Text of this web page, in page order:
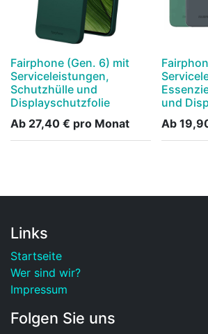
Fairphone (Gen. 6) mit
Serviceleistungen,
Schutzhülle und
Displayschutzfolie
Ab 27,40 € pro Monat
und
Ab
Links
Startseite
Wer sind wir?
Impressum
Folgen Sie uns